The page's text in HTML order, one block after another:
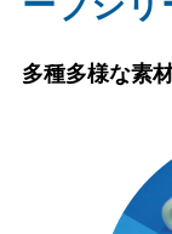
多種多様な素